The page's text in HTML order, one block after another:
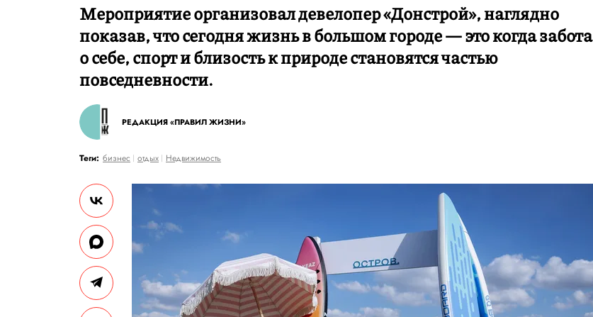
Мероприятие организовал девелопер «Донстрой», наглядно
показав, что сегодня жизнь в большом городе — это когда забота
о себе, спорт и близость к природе становятся частью
повседневности.
РЕДАКЦИЯ «ПРАВИЛ ЖИЗНИ»
Теги: бизнес отдых Недвижимость